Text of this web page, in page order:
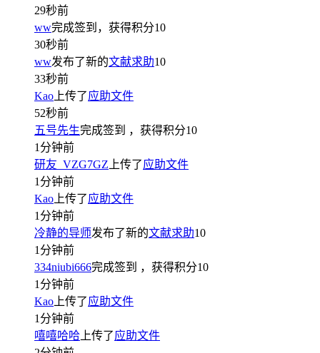
29秒前
ww完成签到，获得积分10
30秒前
ww发布了新的文献求助10
33秒前
Kao 上传了应助文件
52秒前
五号先生完成签到 ，获得积分10
1分钟前
研友_VZG7GZ 上传了应助文件
1分钟前
Kao 上传了应助文件
1分钟前
冷静的导师发布了新的文献求助10
1分钟前
334niubi666完成签到 ，获得积分10
1分钟前
Kao 上传了应助文件
1分钟前
嘻嘻哈哈 上传了应助文件